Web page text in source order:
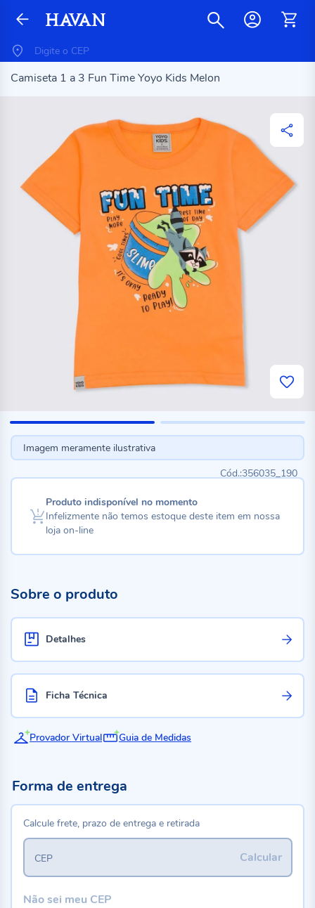
Camiseta 1 a 3 Fun Time Yoyo Kids Melon
Imagem meramente ilustrativa
356035_190
Produto indisponível no momento
Infelizmente não temos estoque deste item em nossa
loja on-line
Sobre o produto
Detalhes
Ficha Técnica
Provador Virtual Guia de Medidas
Forma de entrega
Calcule frete, prazo de entrega e retirada
Calcular
CEP
Não sei meu CEP